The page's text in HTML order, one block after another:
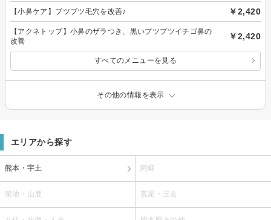
【小鼻ケア】ブツブツ毛穴を改善♪ ￥2,420
【アクネトップ】小鼻のザラつき、黒いプツプツイチゴ鼻の
改善
￥2,420
すべてのメニューを見る
その他の情報を表示
エリアから探す
熊本・宇土 阿蘇
菊池・山鹿 荒尾・玉名